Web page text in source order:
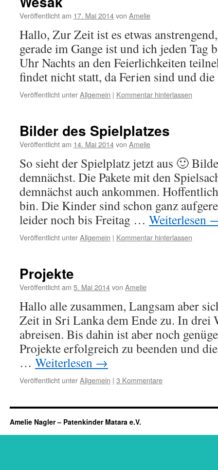
Veröffentlicht am 17. Mai 2014von Amelie
Hallo, Zur Zeit ist es etwas
gerade im Gange ist und ich jeden Tag
Uhr Nachts an den Feierlichkeiten
findet nicht statt, da Ferien sind und
Veröffentlicht unterAllgemein | Kommentar hinterlassen
Bilder des Spielplatzes
Veröffentlicht am 14. Mai 2014von Amelie
So sieht der Spielplatz jetzt aus 🙂
demnächst. Die Pakete mit den
demnächst auch ankommen.
bin. Die Kinder sind schon ganz
leider noch bis Freitag … Weiterlesen
Veröffentlicht unterAllgemein | Kommentar hinterlassen
Projekte
Veröffentlicht am 5. Mai 2014von Amelie
Hallo alle zusammen, Langsam aber
Zeit in Sri Lanka dem Ende zu. In drei
abreisen. Bis dahin ist aber noch
Projekte erfolgreich zu beenden und
… Weiterlesen →
Veröffentlicht unterAllgemein | 3 Kommentare
Amelie Nagler – Patenkinder Matara e.V.